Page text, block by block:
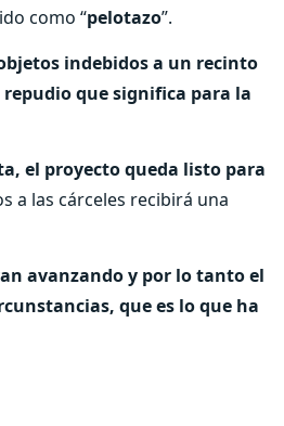
como “pelotazo”.
indebidos a un recinto
que significa para la
el proyecto queda listo para
a las cárceles recibirá una
avanzando y por lo tanto el
que es lo que ha